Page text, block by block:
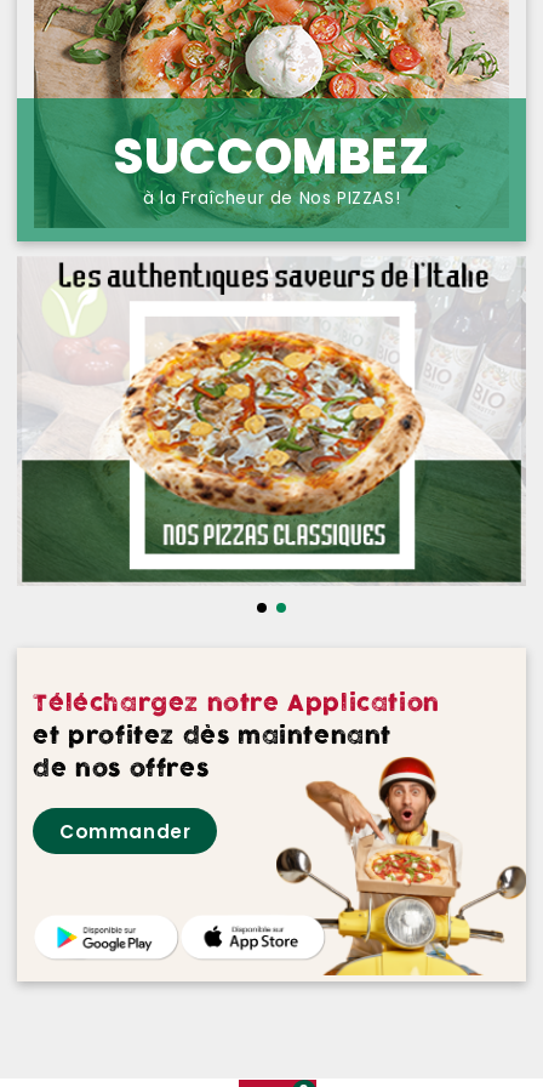
NOS PIZZAS FROMAGES
NOS SAVEURS D AILLEURS
OFFRE PRIMA
OFFRE MEZZO
MENUS BAMBINO
NOS PATES GRATINEES
NOS BURRITOS GRATINES
NOS PANINIS
NOS SALADES
NOS DESSERTS
NOS VINS ROUGES
NOS VINS ROSES
NOS VINS BLANCS
PROTECTION DES
DONNÉES
SUCCOMBEZ
à la Fraîcheur de Nos PIZZAS!
Téléchargez notre Application
et profitez dès maintenant
de nos offres
Commander